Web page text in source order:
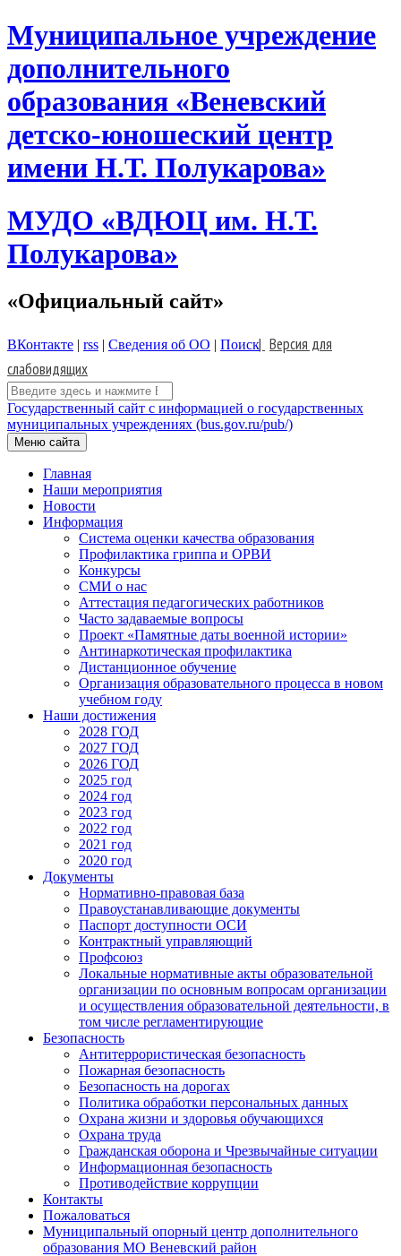
Skip
to
Муниципальное учреждение
дополнительного
образования «Веневский
детско-юношеский центр
имени Н.Т. Полукарова»
МУДО «ВДЮЦ им. Н.Т.
Полукарова»
«Официальный сайт»
ВКонтакте | rss | Сведения об ОО | Поиск| Версия для
слабовидящих
Поиск:
Государственный сайт с информацией о государственных
муниципальных учреждениях (bus.gov.ru/pub/)
Меню сайта
Главная
Наши мероприятия
Новости
Информация
Система оценки качества образования
Профилактика гриппа и ОРВИ
Конкурсы
СМИ о нас
Аттестация педагогических работников
Часто задаваемые вопросы
Проект «Памятные даты военной истории»
Антинаркотическая профилактика
Дистанционное обучение
Организация образовательного процесса в новом
учебном году
Наши достижения
2028 ГОД
2027 ГОД
2026 ГОД
2025 год
2024 год
2023 год
2022 год
2021 год
2020 год
Документы
Нормативно-правовая база
Правоустанавливающие документы
Паспорт доступности ОСИ
Контрактный управляющий
Профсоюз
Локальные нормативные акты образовательной
организации по основным вопросам организации
и осуществления образовательной деятельности, в
том числе регламентирующие
Безопасность
Антитеррористическая безопасность
Пожарная безопасность
Безопасность на дорогах
Политика обработки персональных данных
Охрана жизни и здоровья обучающихся
Охрана труда
Гражданская оборона и Чрезвычайные ситуации
Информационная безопасность
Противодействие коррупции
Контакты
Пожаловаться
Муниципальный опорный центр дополнительного
образования МО Веневский район